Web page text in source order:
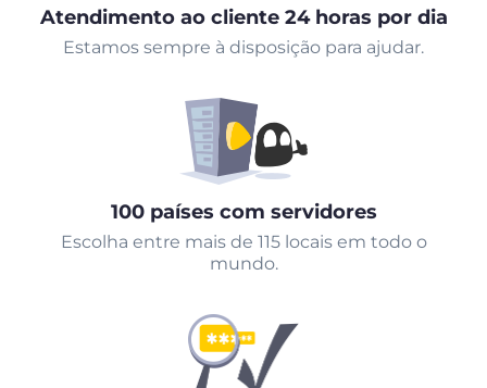
Atendimento ao cliente 24 horas por dia
Estamos sempre à disposição para ajudar.
100 países com servidores
Escolha entre mais de 115 locais em todo o
mundo.